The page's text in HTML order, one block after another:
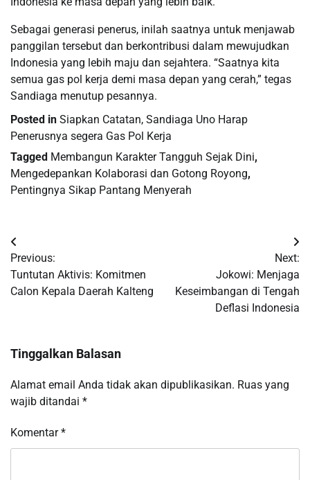
Sebagai generasi penerus, inilah saatnya untuk menjawab
panggilan tersebut dan berkontribusi dalam mewujudkan
Indonesia yang lebih maju dan sejahtera. “Saatnya kita
semua gas pol kerja demi masa depan yang cerah,” tegas
Sandiaga menutup pesannya.
Posted in Siapkan Catatan, Sandiaga Uno Harap
Penerusnya segera Gas Pol Kerja
Tagged Membangun Karakter Tangguh Sejak Dini,
Mengedepankan Kolaborasi dan Gotong Royong,
Pentingnya Sikap Pantang Menyerah
Navigasi
pos
Previous:
Tuntutan Aktivis: Komitmen
Calon Kepala Daerah Kalteng
Next:
Jokowi: Menjaga
Keseimbangan di Tengah
Deflasi Indonesia
Tinggalkan Balasan
Alamat email Anda tidak akan dipublikasikan. Ruas yang
wajib ditandai *
Komentar*